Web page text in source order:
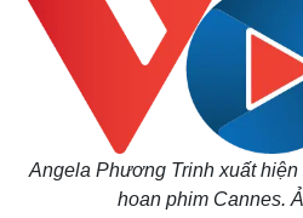
Angela Phương Trinh xuất
hoan phim Cannes.